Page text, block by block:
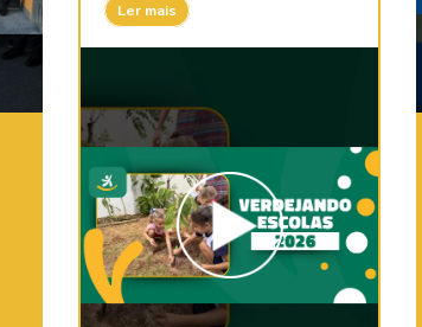
Ler mais